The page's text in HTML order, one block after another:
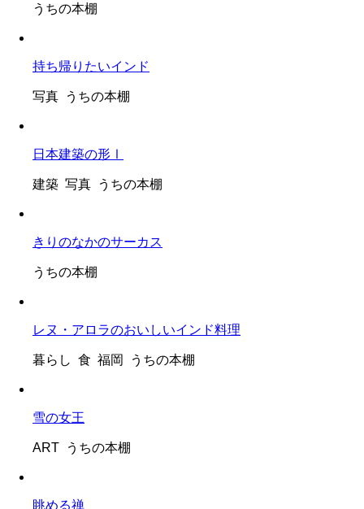
うちの本棚
持ち帰りたいインド
写真 うちの本棚
日本建築の形Ⅰ
建築 写真 うちの本棚
きりのなかのサーカス
うちの本棚
レヌ・アロラのおいしいインド料理
暮らし 食 福岡 うちの本棚
雪の女王
ART うちの本棚
眺める禅